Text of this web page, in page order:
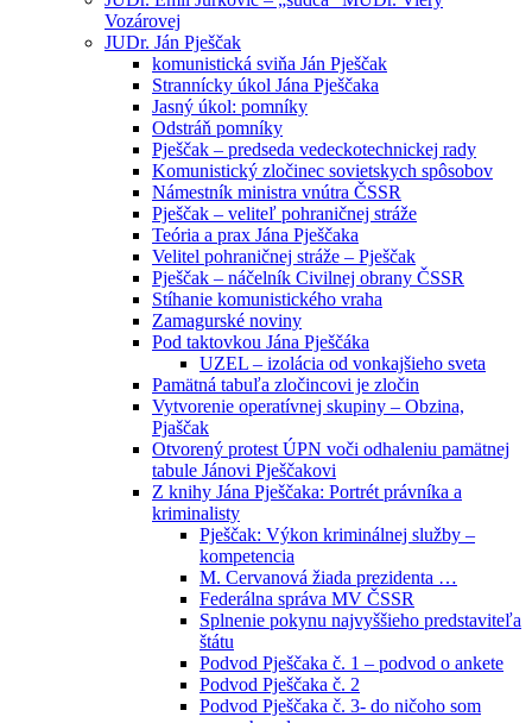
Vozárovej
JUDr. Ján Pješčak
komunistická sviňa Ján Pješčak
Strannícky úkol Jána Pješčaka
Jasný úkol: pomníky
Odstráň pomníky
Pješčak – predseda vedeckotechnickej rady
Komunistický zločinec sovietskych spôsobov
Námestník ministra vnútra ČSSR
Pješčak – veliteľ pohraničnej stráže
Teória a prax Jána Pješčaka
Velitel pohraničnej stráže – Pješčak
Pješčak – náčelník Civilnej obrany ČSSR
Stíhanie komunistického vraha
Zamagurské noviny
Pod taktovkou Jána Pješčáka
UZEL – izolácia od vonkajšieho sveta
Pamätná tabuľa zločincovi je zločin
Vytvorenie operatívnej skupiny – Obzina,
Pjaščak
Otvorený protest ÚPN voči odhaleniu pamätnej
tabule Jánovi Pješčakovi
Z knihy Jána Pješčaka: Portrét právníka a
kriminalisty
Pješčak: Výkon kriminálnej služby –
kompetencia
M. Cervanová žiada prezidenta …
Federálna správa MV ČSSR
Splnenie pokynu najvyššieho predstaviteľa
štátu
Podvod Pješčaka č. 1 – podvod o ankete
Podvod Pješčaka č. 2
Podvod Pješčaka č. 3- do ničoho som